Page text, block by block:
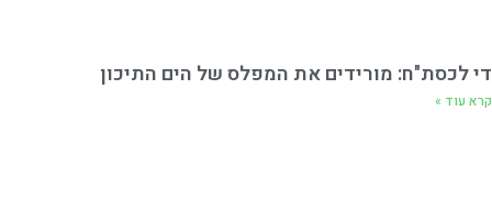
די לכסת"ח: מורידים את המפלס של הים התיכון
קרא עוד »